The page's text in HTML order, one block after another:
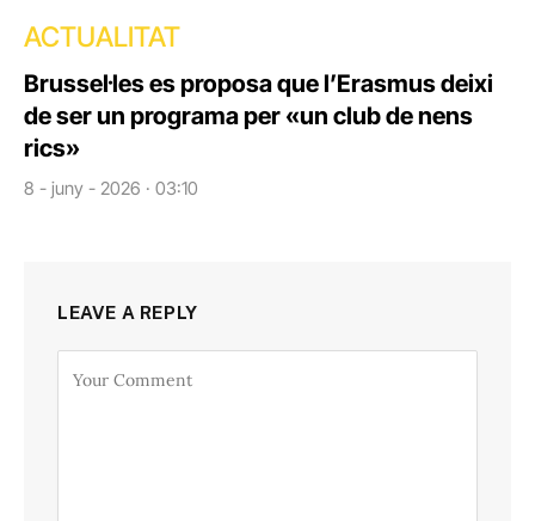
ACTUALITAT
Brussel·les es proposa que l’Erasmus deixi
de ser un programa per «un club de nens
rics»
8 - juny - 2026 · 03:10
LEAVE A REPLY